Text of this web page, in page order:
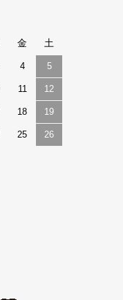
金 土
4 5
11 12
18 19
25 26